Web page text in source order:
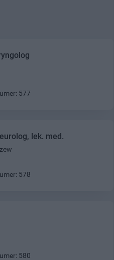
577
lek. med.
578
580